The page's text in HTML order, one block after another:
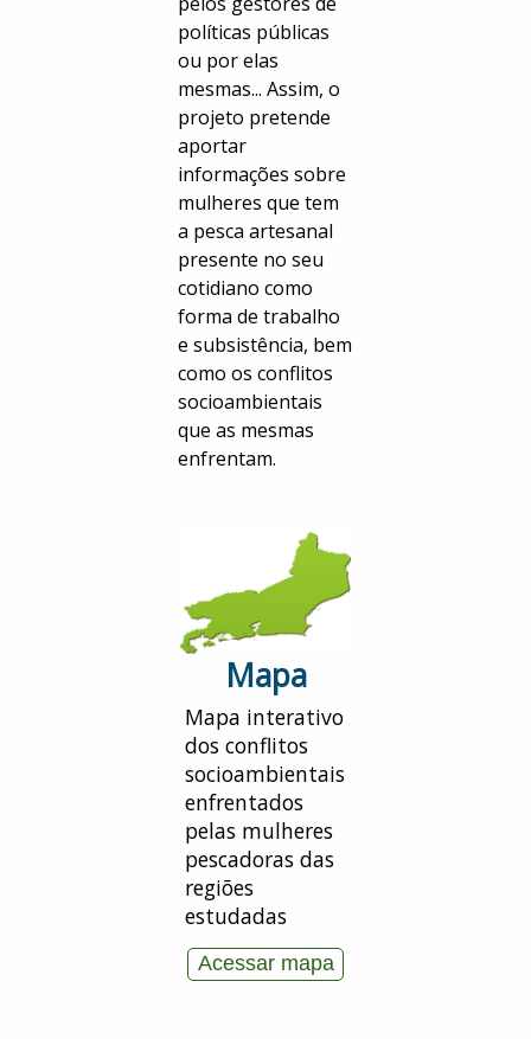
políticas públicas
ou por elas
mesmas... Assim, o
projeto pretende
aportar
informações sobre
mulheres que tem
a pesca artesanal
presente no seu
cotidiano como
forma de trabalho
e subsistência, bem
como os conflitos
socioambientais
que as mesmas
enfrentam.
Mapa
Mapa interativo
dos conflitos
socio­ambientais
enfrentados
pelas mulheres
pescadoras das
regiões
estudadas
Acessar mapa